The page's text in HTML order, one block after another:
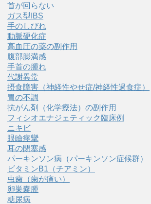
首が回らない
ガス型IBS
手のしびれ
動脈硬化症
高血圧の薬の副作用
腹部膨満感
手首の腫れ
代謝異常
摂食障害（神経性やせ症/神経性過食症）
胃の不調
抗がん剤（化学療法）の副作用
フィシオエナジェティック臨床例
ニキビ
眼瞼痙攣
耳の閉塞感
パーキンソン病（パーキンソン症候群）
ビタミンB1（チアミン）
虫歯（歯が痛い）
卵巣嚢腫
糖尿病